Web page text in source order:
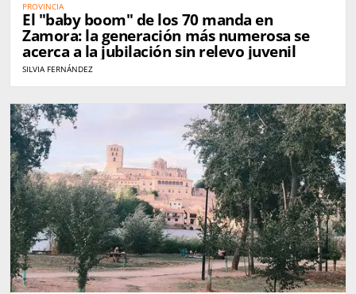
PROVINCIA
El "baby boom" de los 70 manda en
Zamora: la generación más numerosa se
acerca a la jubilación sin relevo juvenil
SILVIA FERNÁNDEZ